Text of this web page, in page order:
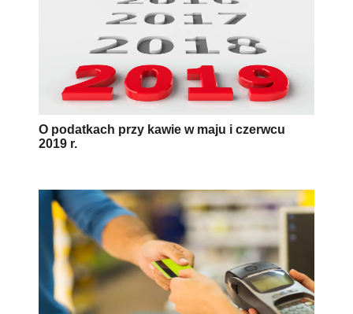
O podatkach przy kawie w maju i czerwcu
2019 r.